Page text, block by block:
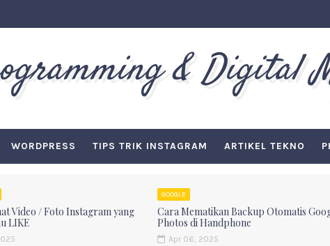
& Digital
WORDPRESS TIPS TRIK INSTAGRAM ARTIKEL TEKNO
Video / Foto Instagram yang
LIKE
GOOGLE
Cara Mematikan Backup Otomatis
Photos di Handphone
Apr 06, 2025